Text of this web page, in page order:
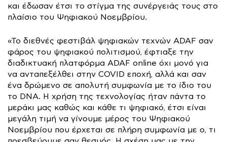
και έδωσαν έτσι το στίγμα της συνέργειάς τους στο
πλαίσιο του Ψηφιακού Νοεμβρίου.
«Το διεθνές φεστιβάλ ψηφιακών τεχνών ADAF σαν
φάρος του ψηφιακού πολιτισμού, έφτιαξε την
διαδικτυακή πλατφόρμα ADAF online όχι μονό για
να ανταπεξέλθει στην COVID εποχή, αλλά και σαν
ένα δρώμενο σε απολυτή συμφωνία με το ίδιο του
το DNA. Η χρήση της τεχνολογίας ήταν πάντα το
μεράκι μας καθώς και κάθε τι ψηφιακό, έτσι είναι
μεγάλη τιμή να γίνουμε μέρος του Ψηφιακού
Νοεμβρίου που έρχεται σε πλήρη συμφωνία με ο, τι